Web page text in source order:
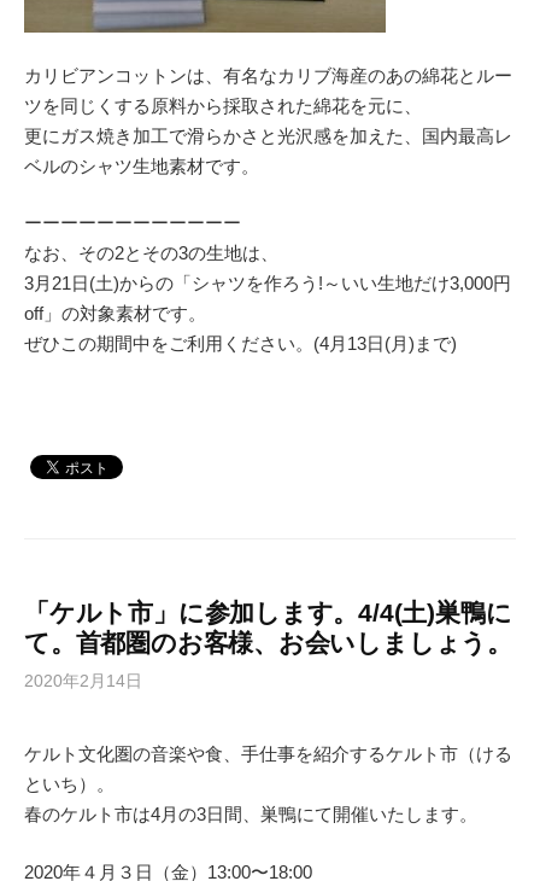
カリビアンコットンは、有名なカリブ海産のあの綿花とルー
ツを同じくする原料から採取された綿花を元に、
更にガス焼き加工で滑らかさと光沢感を加えた、国内最高レ
ベルのシャツ生地素材です。
ーーーーーーーーーーーー
なお、その2とその3の生地は、
3月21日(土)からの「シャツを作ろう!～いい生地だけ3,000円
off」の対象素材です。
ぜひこの期間中をご利用ください。(4月13日(月)まで)
「ケルト市」に参加します。4/4(土)巣鴨に
て。首都圏のお客様、お会いしましょう。
2020年2月14日
ケルト文化圏の音楽や食、手仕事を紹介するケルト市（ける
といち）。
春のケルト市は4月の3日間、巣鴨にて開催いたします。
2020年４月３日（金）13:00〜18:00